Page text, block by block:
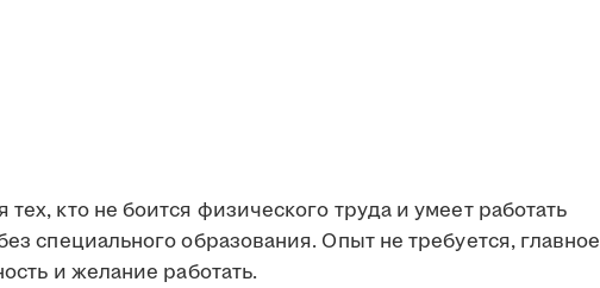
кто не боится физического труда и умеет работать
специального образования. Опыт не требуется, главное
и желание работать.